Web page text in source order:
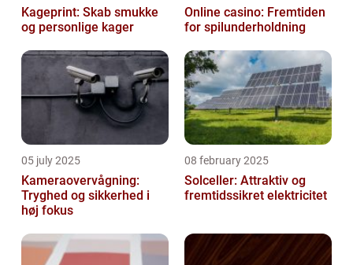
Kageprint: Skab smukke
og personlige kager
Online casino: Fremtiden
for spilunderholdning
05 july 2025
Kameraovervågning:
Tryghed og sikkerhed i
høj fokus
08 february 2025
Solceller: Attraktiv og
fremtidssikret elektricitet